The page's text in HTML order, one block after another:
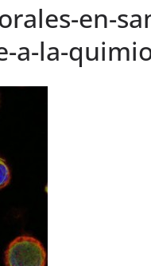
en-
a-la-